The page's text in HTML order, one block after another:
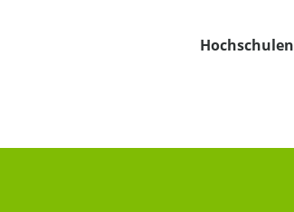
Hochschulen